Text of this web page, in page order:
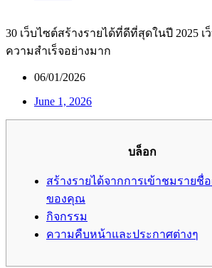
30 เว็บไซต์สร้างรายได้ที่ดีที่สุดในปี 2025
ความสำเร็จอย่างมาก
06/01/2026
June 1, 2026
บล็อก
สร้างรายได้จากการเข้าชมรายชื่
ของคุณ
กิจกรรม
ความคืบหน้าและประกาศต่างๆ